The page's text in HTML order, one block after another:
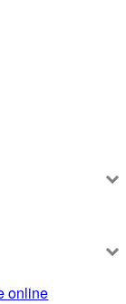
online